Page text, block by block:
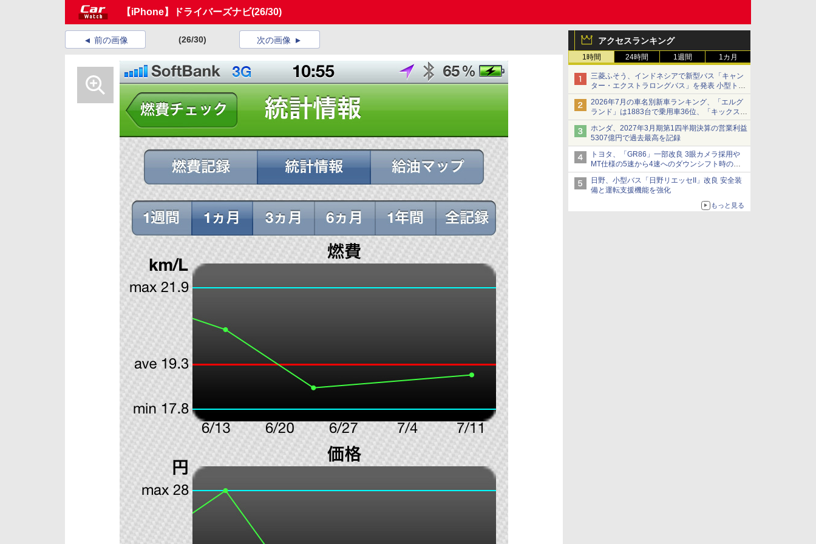
【iPhone】ドライバーズナビ(26/30)
アクセスランキング
1時間 24時間 1週間 1カ月
三菱ふそう、インドネシアで新型バス「キャン
ター・エクストラロングバス」を発表 小型トラ
ックベースの観光・旅客輸送向けバス
2026年7月の車名別新車ランキング、「エルグ
ランド」は1883台で乗用車36位、「キックス」
は2591台で27位に
ホンダ、2027年3月期第1四半期決算の営業利益
5307億円で過去最高を記録
トヨタ、「GR86」一部改良 3眼カメラ採用や
MT仕様の5速から4速へのダウンシフト時の操
作性向上など
日野、小型バス「日野リエッセII」改良 安全装
備と運転支援機能を強化
もっと見る
前の画像 (26/30) 次の画像